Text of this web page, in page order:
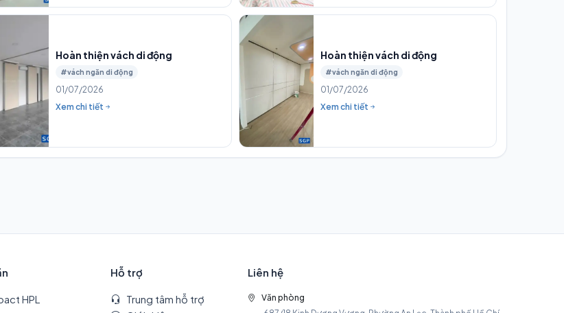
Hoàn thiện vách di động
#vách ngăn di động
01/07/2026
Xem chi tiết
Hoàn thiện vách di động
#vách ngăn di động
01/07/2026
Xem chi tiết
HPL
Hỗ trợ
Trung tâm hỗ trợ
Liên hệ
Văn phòng